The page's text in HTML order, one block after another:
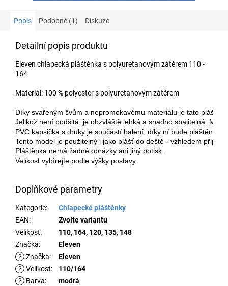
Popis Podobné (1) Diskuze
Detailní popis produktu
Eleven chlapecká pláštěnka s polyuretanovým zátěrem 110 -
164
Materiál: 100 % polyester s polyuretanovým zátěrem
Díky svařeným švům a nepromokavému materiálu je tato
Jelikož není podšitá, je obzvláště lehká a snadno sbalitelná.
PVC kapsička s druky je součástí balení, díky ní bude pláštěnka
Tento model je použitelný i jako plášť do deště - vzhledem
Pláštěnka nemá žádné obrázky ani jiný potisk.
Velikost vybírejte podle výšky postavy.
Doplňkové parametry
Kategorie:
Chlapecké pláštěnky
EAN:
Zvolte variantu
Velikost:
110, 164, 120, 135, 148
Značka:
Eleven
? Značka:
Eleven
? Velikost:
110/164
?
Barva:
modrá